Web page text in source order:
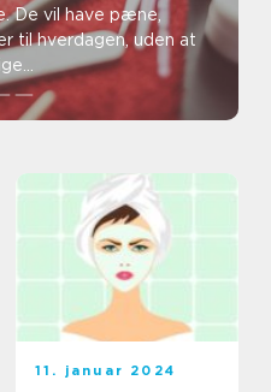
De vil have pæne,
til hverdagen, uden at
11. januar 2024